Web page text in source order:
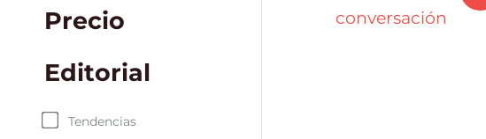
Precio
Editorial
Tendencias